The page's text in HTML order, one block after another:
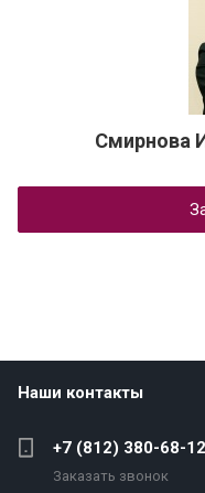
Смирнова
Наши контакты
+7 (812) 380-68-12
Заказать звонок